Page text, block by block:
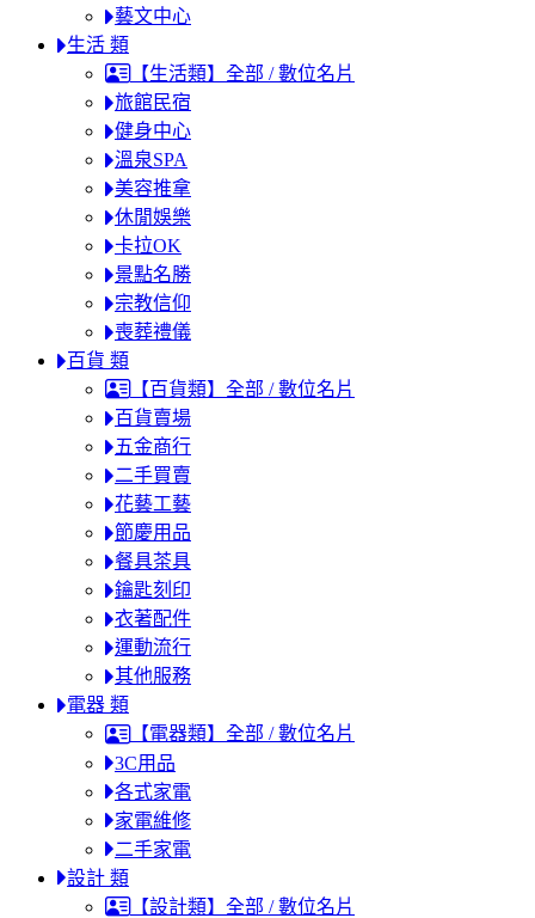
藝文中心
生活 類
【生活類】全部 / 數位名片
旅館民宿
健身中心
溫泉SPA
美容推拿
休閒娛樂
卡拉OK
景點名勝
宗教信仰
喪葬禮儀
百貨 類
【百貨類】全部 / 數位名片
百貨賣場
五金商行
二手買賣
花藝工藝
節慶用品
餐具茶具
鑰匙刻印
衣著配件
運動流行
其他服務
電器 類
【電器類】全部 / 數位名片
3C用品
各式家電
家電維修
二手家電
設計 類
【設計類】全部 / 數位名片